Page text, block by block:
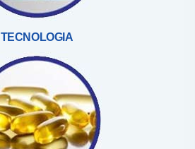
TECNOLOGIA